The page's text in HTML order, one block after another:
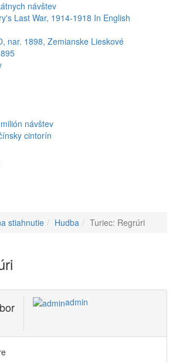
návštev
Last War, 1914-1918 In English
nar. 1898, Zemianske Lieskové
návštev
cintorín
stiahnutie Hudba Turiec: Regrúri
admin